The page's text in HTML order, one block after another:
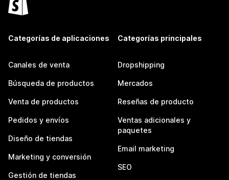
Categorías de aplicaciones
Canales de venta
Búsqueda de productos
Venta de productos
Pedidos y envíos
Diseño de tiendas
Marketing y conversión
Gestión de tiendas
Categorías principales
Dropshipping
Mercados
Reseñas de producto
Ventas adicionales y
paquetes
Email marketing
SEO